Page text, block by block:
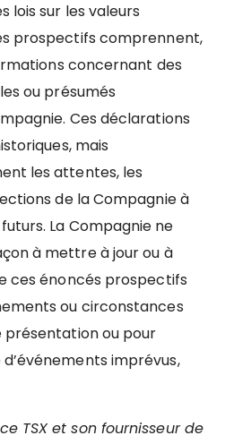
lois sur les valeurs
prospectifs comprennent,
concernant des
ou présumés
Ces déclarations
mais
les attentes, les
de la Compagnie à
La Compagnie ne
à mettre à jour ou à
ces énoncés prospectifs
ou circonstances
ou pour
imprévus,
TSX et son fournisseur de